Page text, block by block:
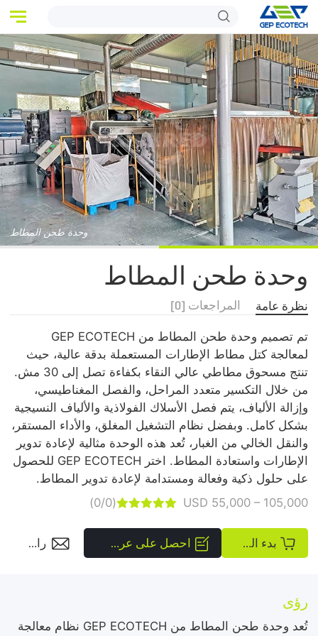
الرئيسية
المنتجات
التطبيقات
الأخبار
عنا
اتصل بنا
وحدة طحن المطاط
وحدة طحن المطاط
نظرة عامة المراجعات [0]
تم تصميم وحدة طحن المطاط من GEP ECOTECH
لمعالجة كتل مطاط الإطارات المستعملة بدقة عالية، حيث
تنتج مسحوق مطاطي عالي النقاء بكفاءة تصل إلى 30 مش.
من خلال التكسير متعدد المراحل، والفصل المغناطيسي،
وإزالة الألياف، يتم فصل الأسلاك الفولاذية والألياف النسيجية
بشكل كامل. وبفضل نظام التشغيل المغلق، والأداء المستقر،
والنقل الخالي من الغبار، تُعد هذه الوحدة مثالية لإعادة تدوير
الإطارات واستعادة المطاط. اختر GEP ECOTECH للحصول
على حلول ذكية وفعالة ومستدامة لإعادة تدوير المطاط.
USD 55,000 – 105,000





(0/0)
بدء الطلب احصل على عرض سعر راسلنا
رؤى
تُعد وحدة طحن المطاط من GEP ECOTECH نظام معالجة